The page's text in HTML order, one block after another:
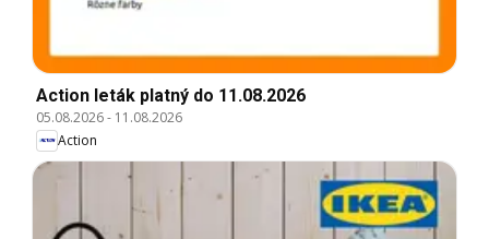
Action leták platný do 11.08.2026
05.08.2026- 11.08.2026
Action